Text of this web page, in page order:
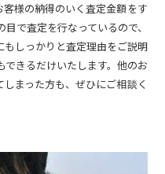
様の納得のいく査定金額をす
で査定を行なっているので、
しっかりと査定理由をご説明
きるだけいたします。他のお
まった方も、ぜひにご相談く